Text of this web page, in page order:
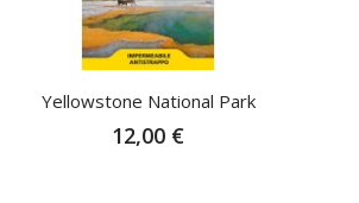
Yellowstone National Park
12,00 €